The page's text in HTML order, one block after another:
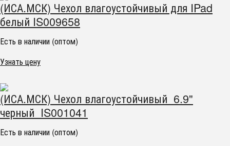
(ИСА.МСК) Чехол влагоустойчивый для IPad
белый IS009658
Есть в наличии (оптом)
Узнать цену
(ИСА.МСК) Чехол влагоустойчивый 6.9"
черный IS001041
Есть в наличии (оптом)